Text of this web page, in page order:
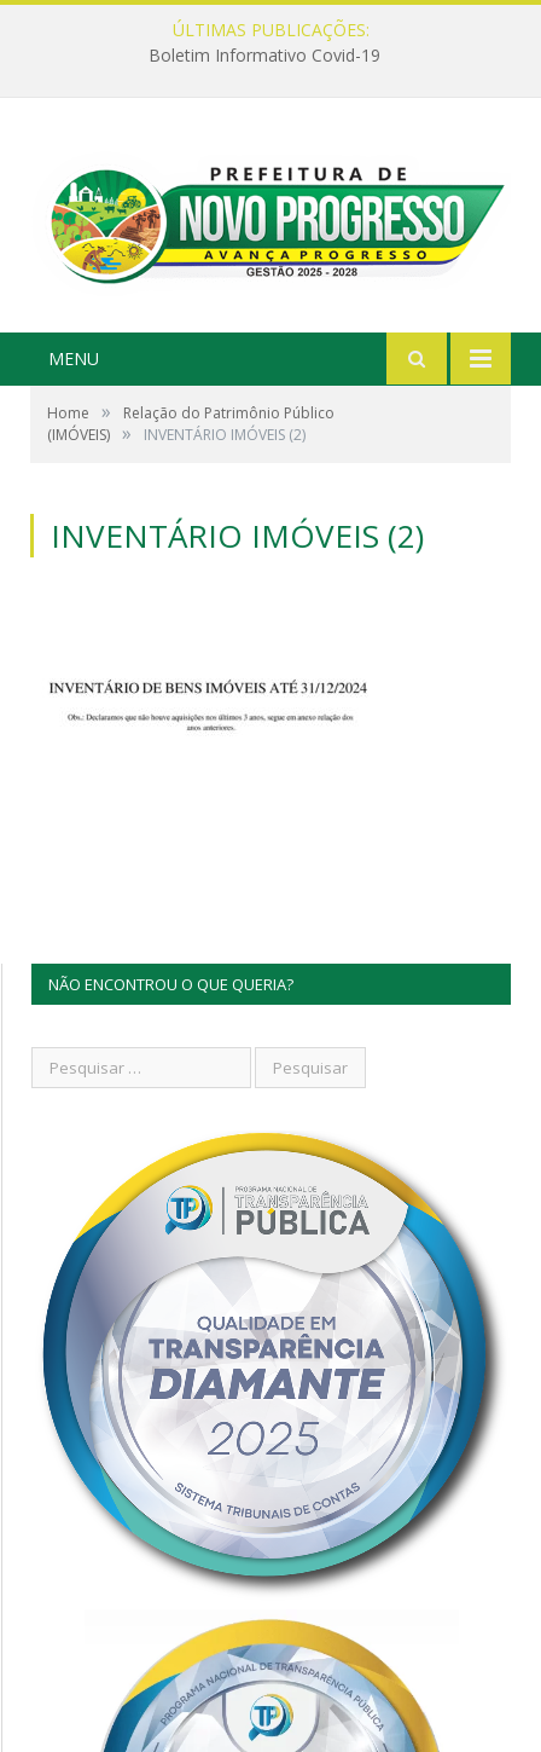
ÚLTIMAS PUBLICAÇÕES:
Boletim Informativo Covid-19
MENU
Home »
Relação do Patrimônio Público
(IMÓVEIS) » INVENTÁRIO IMÓVEIS (2)
INVENTÁRIO IMÓVEIS (2)
NÃO ENCONTROU O QUE QUERIA?